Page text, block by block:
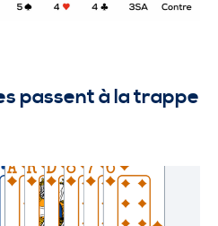
passent à la trappe